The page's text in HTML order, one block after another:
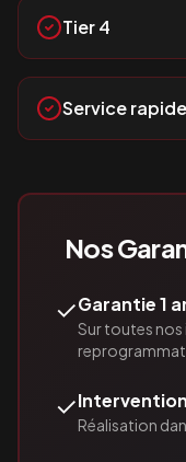
Tier 4
Service rapide
Nos
✓Garantie 1
Sur toutes
✓
Réalisation